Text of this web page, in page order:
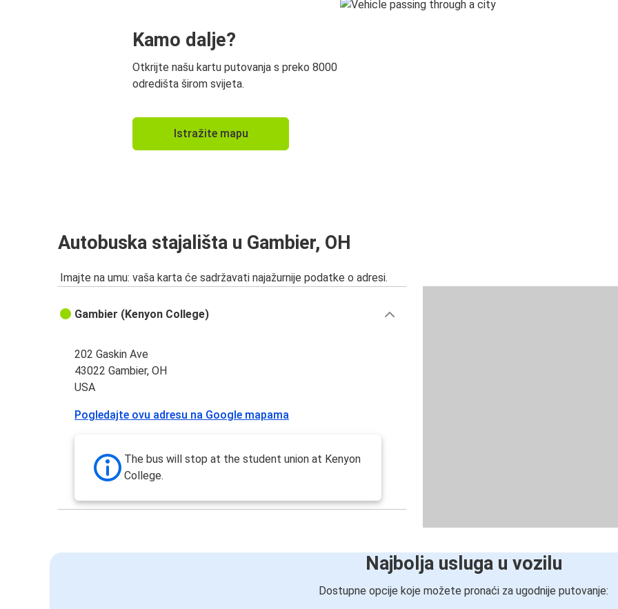
Kamo dalje?
Otkrijte našu kartu putovanja s preko 8000
odredišta širom svijeta.
Istražite mapu
Autobuska stajališta u Gambier, OH
Imajte na umu: vaša karta će sadržavati najažurnije podatke o adresi.
Gambier (Kenyon College)
202 Gaskin Ave
43022 Gambier, OH
USA
Pogledajte ovu adresu na Google mapama
The bus will stop at the student union at Kenyon
College.
Najbolja usluga u vozilu
Dostupne opcije koje možete pronaći za ugodnije putovanje: